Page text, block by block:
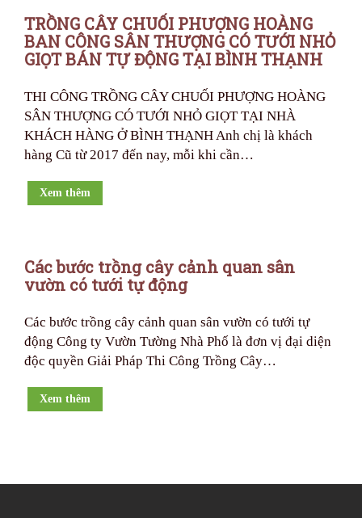
TRỒNG CÂY CHUỐI PHƯỢNG HOÀNG
BAN CÔNG SÂN THƯỢNG CÓ TƯỚI NHỎ
GIỌT BÁN TỰ ĐỘNG TẠI BÌNH THẠNH
THI CÔNG TRỒNG CÂY CHUỐI PHƯỢNG HOÀNG
SÂN THƯỢNG CÓ TƯỚI NHỎ GIỌT TẠI NHÀ
KHÁCH HÀNG Ở BÌNH THẠNH Anh chị là khách
hàng Cũ từ 2017 đến nay, mỗi khi cần…
Xem thêm
Các bước trồng cây cảnh quan sân
vườn có tưới tự động
Các bước trồng cây cảnh quan sân vườn có tưới tự
động Công ty Vườn Tường Nhà Phố là đơn vị đại diện
độc quyền Giải Pháp Thi Công Trồng Cây…
Xem thêm